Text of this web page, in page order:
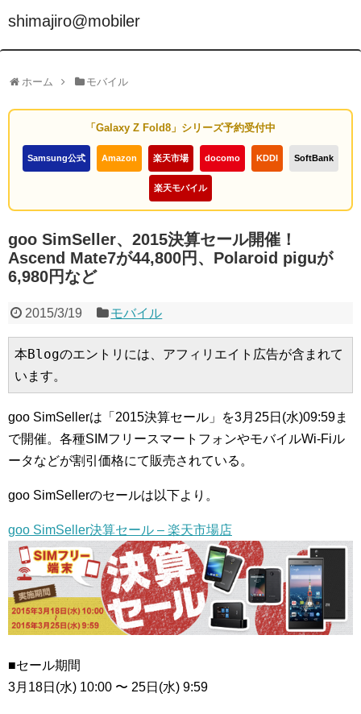
shimajiro@mobiler
ホーム モバイル
「Galaxy Z Fold8」シリーズ予約受付中
Samsung公式 Amazon 楽天市場 docomo KDDI SoftBank
楽天モバイル
goo SimSeller、2015決算セール開催！
Ascend Mate7が44,800円、Polaroid piguが
6,980円など
2015/3/19 モバイル
本Blogのエントリには、アフィリエイト広告が含まれて
います。
goo SimSellerは「2015決算セール」を3月25日(水)09:59ま
で開催。各種SIMフリースマートフォンやモバイルWi-Fiル
ータなどが割引価格にて販売されている。
goo SimSellerのセールは以下より。
goo SimSeller決算セール – 楽天市場店
■セール期間
3月18日(水) 10:00 〜 25日(水) 9:59